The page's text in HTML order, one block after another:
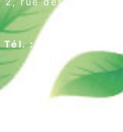
Tél. : 05 59 02 75 55